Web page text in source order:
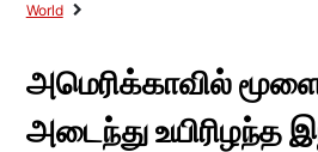
World
அமெரிக்காவில்
அடைந்து உயிரிழந்த